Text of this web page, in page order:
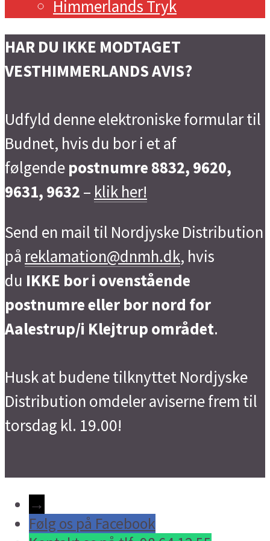
Himmerlands Tryk
HAR DU IKKE MODTAGET
VESTHIMMERLANDS AVIS?
Udfyld denne elektroniske formular til
Budnet, hvis du bor i et af
følgende postnumre 8832, 9620,
9631, 9632 – klik her!
Send en mail til Nordjyske Distribution
på reklamation@dnmh.dk, hvis
du IKKE bor i ovenstående
postnumre eller bor nord for
Aalestrup/i Klejtrup området.
Husk at budene tilknyttet Nordjyske
Distribution omdeler aviserne frem til
torsdag kl. 19.00!
→
Følg os på Facebook